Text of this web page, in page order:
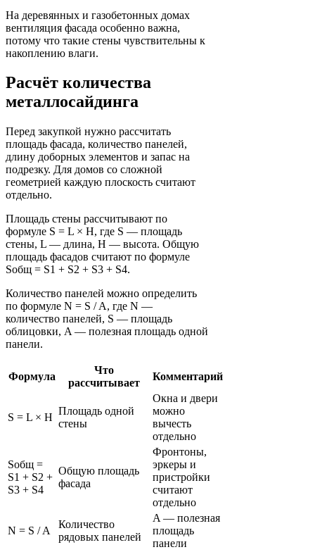
На деревянных и газобетонных домах
вентиляция фасада особенно важна,
потому что такие стены чувствительны к
накоплению влаги.
Расчёт количества
металлосайдинга
Перед закупкой нужно рассчитать
площадь фасада, количество панелей,
длину доборных элементов и запас на
подрезку. Для домов со сложной
геометрией каждую плоскость считают
отдельно.
Площадь стены рассчитывают по
формуле S = L × H, где S — площадь
стены, L — длина, H — высота. Общую
площадь фасадов считают по формуле
Sобщ = S1 + S2 + S3 + S4.
Количество панелей можно определить
по формуле N = S / A, где N —
количество панелей, S — площадь
облицовки, A — полезная площадь одной
панели.
Формула
Что
рассчитывает
Комментарий
S = L × H
Площадь одной
стены
Окна и двери
можно
вычесть
отдельно
Sобщ =
S1 + S2 +
S3 + S4
Общую площадь
фасада
Фронтоны,
эркеры и
пристройки
считают
отдельно
N = S / A
Количество
рядовых панелей
A — полезная
площадь
панели